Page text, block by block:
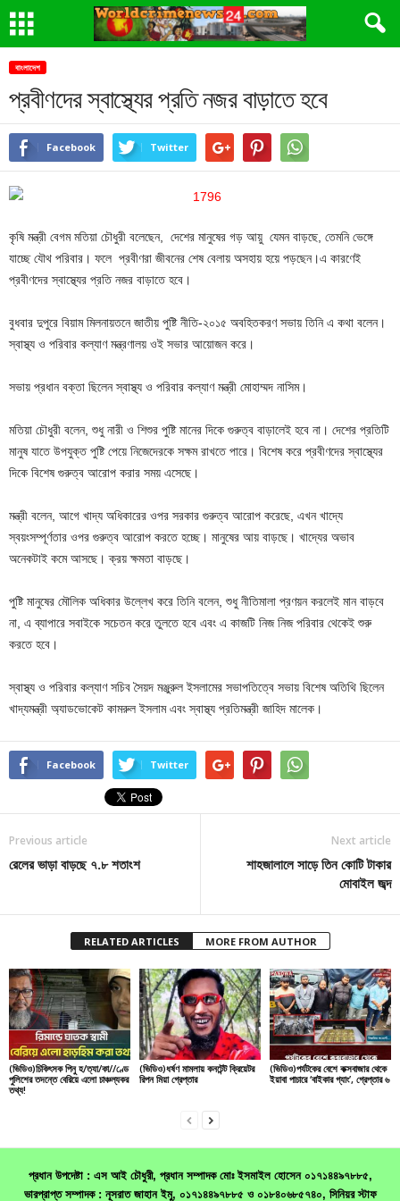
বাংলাদেশ
প্রবীণদের স্বাস্থ্যের প্রতি নজর বাড়াতে হবে
Facebook Twitter
কৃষি মন্ত্রী বেগম মতিয়া চৌধুরী বলেছেন, দেশের মানুষের গড় আয়ু যেমন বাড়ছে, তেমনি ভেঙ্গে
যাচ্ছে যৌথ পরিবার। ফলে প্রবীণরা জীবনের শেষ বেলায় অসহায় হয়ে পড়ছেন।এ কারণেই
প্রবীণদের স্বাস্থ্যের প্রতি নজর বাড়াতে হবে।
বুধবার দুপুরে বিয়াম মিলনায়তনে জাতীয় পুষ্টি নীতি-২০১৫ অবহিতকরণ সভায় তিনি এ কথা বলেন।
স্বাস্থ্য ও পরিবার কল্যাণ মন্ত্রণালয় ওই সভার আয়োজন করে।
সভায় প্রধান বক্তা ছিলেন স্বাস্থ্য ও পরিবার কল্যাণ মন্ত্রী মোহাম্মদ নাসিম।
মতিয়া চৌধুরী বলেন, শুধু নারী ও শিশুর পুষ্টি মানের দিকে গুরুত্ব বাড়ালেই হবে না। দেশের প্রতিটি
মানুষ যাতে উপযুক্ত পুষ্টি পেয়ে নিজেদেরকে সক্ষম রাখতে পারে। বিশেষ করে প্রবীণদের স্বাস্থ্যের
দিকে বিশেষ গুরুত্ব আরোপ করার সময় এসেছে।
মন্ত্রী বলেন, আগে খাদ্য অধিকারের ওপর সরকার গুরুত্ব আরোপ করেছে, এখন খাদ্যে
স্বয়ংসম্পূর্ণতার ওপর গুরুত্ব আরোপ করতে হচ্ছে। মানুষের আয় বাড়ছে। খাদ্যের অভাব
অনেকটাই কমে আসছে। ক্রয় ক্ষমতা বাড়ছে।
পুষ্টি মানুষের মৌলিক অধিকার উল্লেখ করে তিনি বলেন, শুধু নীতিমালা প্রণয়ন করলেই মান বাড়বে
না, এ ব্যাপারে সবাইকে সচেতন করে তুলতে হবে এবং এ কাজটি নিজ নিজ পরিবার থেকেই শুরু
করতে হবে।
স্বাস্থ্য ও পরিবার কল্যাণ সচিব সৈয়দ মঞ্জুরুল ইসলামের সভাপতিত্বে সভায় বিশেষ অতিথি ছিলেন
খাদ্যমন্ত্রী অ্যাডভোকেট কামরুল ইসলাম এবং স্বাস্থ্য প্রতিমন্ত্রী জাহিদ মালেক।
Facebook Twitter
Previous article
রেলের ভাড়া বাড়ছে ৭.৮ শতাংশ
Next article
শাহজালালে সাড়ে তিন কোটি টাকার
মোবাইল জব্দ
RELATED ARTICLES MORE FROM AUTHOR
(ভিডিও)চিকিৎসক পিনু হ/ত্যা/কা//ণ্ডে
পুলিশের তদন্তে বেরিয়ে এলো চাঞ্চল্যকর
তথ্য!
(ভিডিও)ধর্ষণ মামলায় কনটেন্ট ক্রিয়েটর
রিপন মিয়া গ্রেপ্তার
(ভিডিও)পর্যটকের বেশে কক্সবাজার থেকে
ইয়াবা পাচারে ‘বাইকার গ্যাং’, গ্রেপ্তার ৬
প্রধান উপদেষ্টা : এস আই চৌধুরী, প্রধান সম্পাদক মোঃ ইসমাইল হোসেন ০১৭১৪৪৯৭৮৮৫,
ভারপ্রাপ্ত সম্পাদক : নূসরাত জাহান ইমু, ০১৭১৪৪৯৭৮৮৫ ও ০১৮৪০৬৮৫৭৪০, সিনিয়র স্টাফ